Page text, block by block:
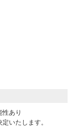
あり
いたします。